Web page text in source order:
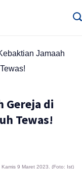
Jamaah
Gereja di
Tewas!
9 Maret 2023. (Foto: Ist)